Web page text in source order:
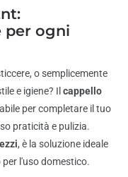
per ogni
o semplicemente
e igiene? Il cappello
per completare il tuo
praticità e pulizia.
, è la soluzione ideale
l'uso domestico.